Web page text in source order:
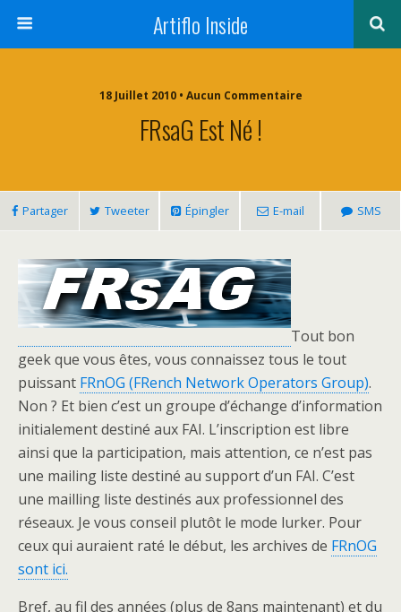
Artiflo Inside
18 Juillet 2010 • Aucun Commentaire
FRsaG Est Né !
Partager Tweeter Épingler E-mail SMS
Tout bon
geek que vous êtes, vous connaissez tous le tout
puissant FRnOG (FRench Network Operators Group).
Non ? Et bien c’est un groupe d’échange d’information
initialement destiné aux FAI. L’inscription est libre
ainsi que la participation, mais attention, ce n’est pas
une mailing liste destiné au support d’un FAI. C’est
une mailling liste destinés aux professionnel des
réseaux. Je vous conseil plutôt le mode lurker. Pour
ceux qui auraient raté le début, les archives de FRnOG
sont ici.
Bref, au fil des années (plus de 8ans maintenant) et du